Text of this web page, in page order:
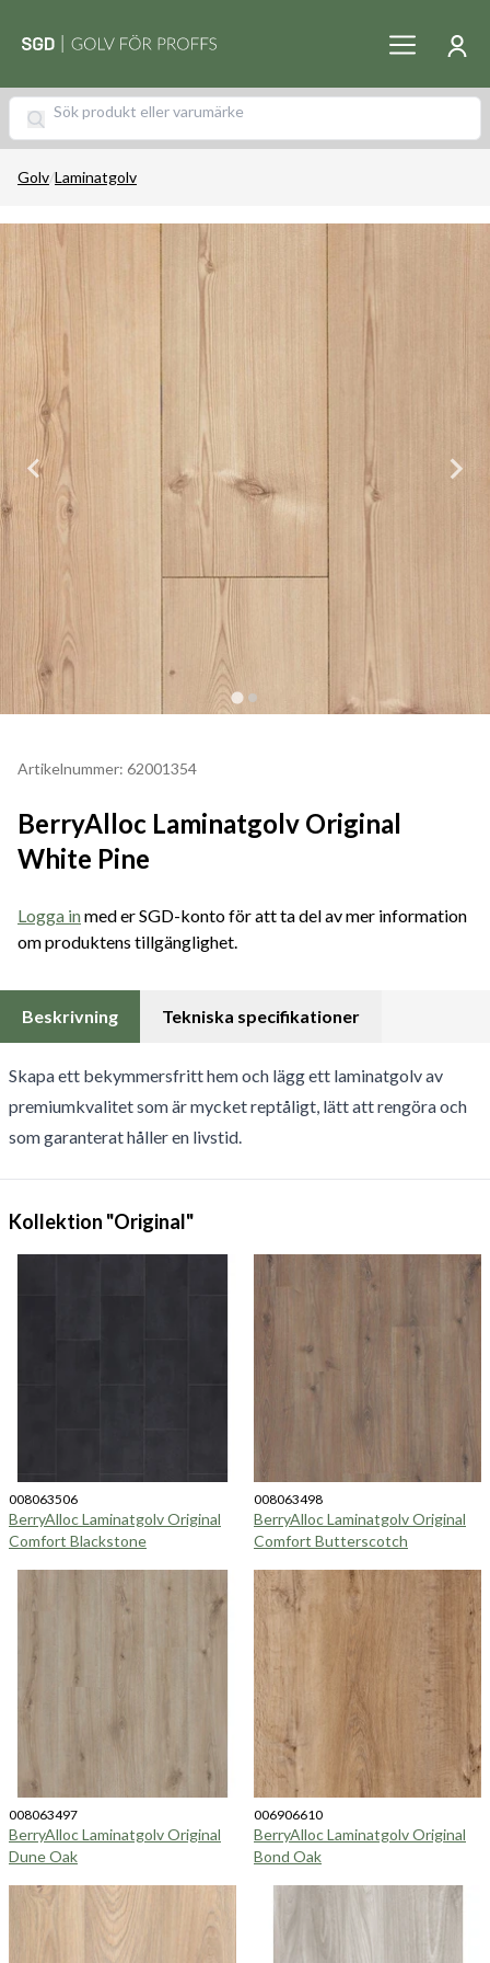
Golv/Laminatgolv
Artikelnummer: 62001354
BerryAlloc Laminatgolv Original
White Pine
Logga inmed er SGD-konto för att ta del av mer information
om produktens tillgänglighet.
Beskrivning Tekniska specifikationer
Skapa ett bekymmersfritt hem och lägg ett laminatgolv av
premiumkvalitet som är mycket reptåligt, lätt att rengöra och
som garanterat håller en livstid.
Kollektion "Original"
008063506
BerryAlloc Laminatgolv Original
Comfort Blackstone
008063498
BerryAlloc Laminatgolv Original
Comfort Butterscotch
008063497
BerryAlloc Laminatgolv Original
Dune Oak
006906610
BerryAlloc Laminatgolv Original
Bond Oak